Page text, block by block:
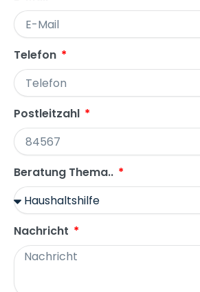
Telefon
Postleitzahl
Beratung Thema..
Nachricht